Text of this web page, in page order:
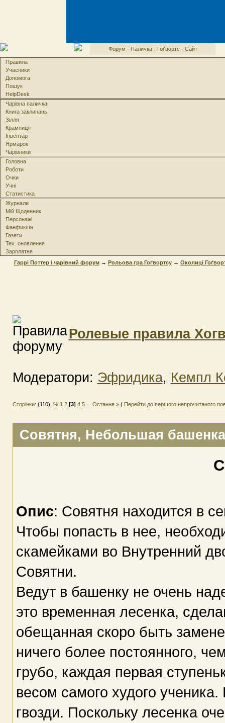
Форум · Паличка· Гоґвортс · Сайт
Правила
Учасники
Допомога
Пошук
HelpDesk
Чарівна паличка
Книга заклинань
Зілля
Крамниця
Інвентар
Ярмарок
Чарівники
Головна
Роботи
Очки
Учні
Статистика
Журнали
Мій Щоденник
Персонажі
Фанфикшн
Газети
Тех. оновлення
Зарплатня
Гаррі Поттер і чарівний форум→ Рольова гра Гоґвортсу→ Околиці
Ролевые правила
Модератори: Эфридика, Кемпл
Сторінки: (110) % 1 2 [3] 4 5... Остання »( Перейти до першого непрочитаного
Совятня, Небольшая
Опис: Совятня находится в
Чтобы попасть в нее,
скамейками во Внутренний
Совятни.
Ведут в башенку не очень
это временная лесенка,
обещанная скоро быть
ничего более постоянного,
грубо, каждая первая
весом самого худого
гвозди. Поскольку лесенка